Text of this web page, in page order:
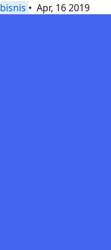
bisnis • Apr, 16 2019